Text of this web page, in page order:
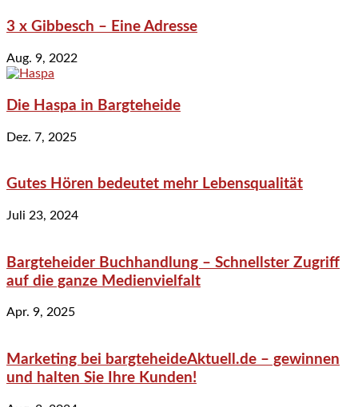
3 x Gibbesch – Eine Adresse
Aug. 9, 2022
Die Haspa in Bargteheide
Dez. 7, 2025
Gutes Hören bedeutet mehr Lebensqualität
Juli 23, 2024
Bargteheider Buchhandlung – Schnellster Zugriff
auf die ganze Medienvielfalt
Apr. 9, 2025
Marketing bei bargteheideAktuell.de – gewinnen
und halten Sie Ihre Kunden!